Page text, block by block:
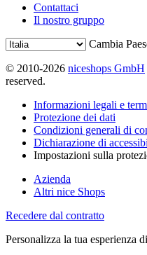
Contattaci
Il nostro gruppo
Cambia
© 2010-2026 niceshops GmbH
reserved.
Informazioni legali e
Protezione dei dati
Condizioni generali di
Dichiarazione di
Impostazioni sulla
Azienda
Altri nice Shops
Recedere dal contratto
Personalizza la tua esperienza